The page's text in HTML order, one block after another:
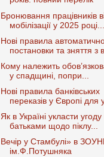
Бронювання працівників
мобілізації у 2025 році...
Нові правила
постановки та зняття з
Кому належить
у спадщині, попри...
Нові правила банківських
переказів у Європі для
Як в Україні укласти угоду
батьками щодо піклу...
Вечір у Стамбулі» в
ім.Ф.Потушняка